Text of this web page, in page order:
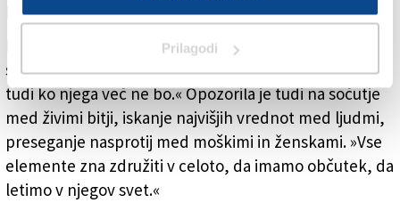
Prilagodi
Dom presega minljivost
Med rešilnimi bilkami je dom, ki je vezan z morjem in
slovensko besedo, »ki presega minljivost, saj bo ostal
tudi ko njega več ne bo.« Opozorila je tudi na sočutje
med živimi bitji, iskanje najvišjih vrednot med ljudmi,
preseganje nasprotij med moškimi in ženskami. »Vse
elemente zna združiti v celoto, da imamo občutek, da
letimo v njegov svet.«